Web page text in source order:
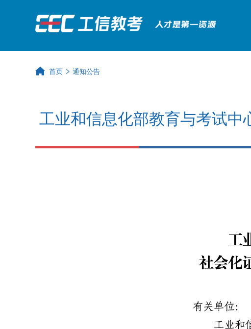
首页 通知公告
工业和信息化部教育与考试